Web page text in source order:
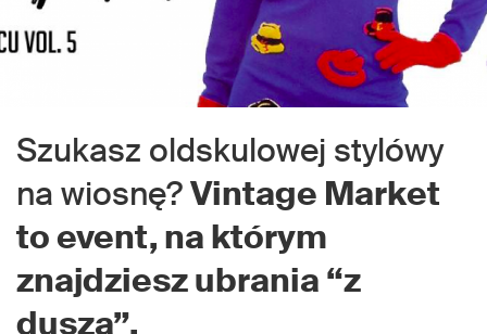
Szukasz oldskulowej stylówy
na wiosnę?Vintage Market
to event, na którym
znajdziesz ubrania “z
duszą”.